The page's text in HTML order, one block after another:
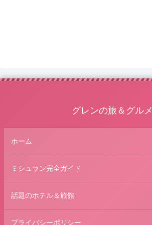
グレンの旅＆グルメ
ホーム
ミシュラン完全ガイド
話題のホテル＆旅館
プライバシーポリシー